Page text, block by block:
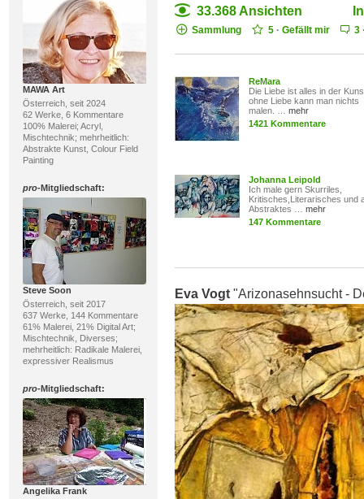
MAWA Art
Österreich, seit 2024
62 Werke, 6 Kommentare
100% Malerei; Acryl,
Mischtechnik; mehrheitlich:
Abstrakte Kunst, Colour Field
Painting
pro-Mitgliedschaft:
Steve Soon
Österreich, seit 2017
637 Werke, 144 Kommentare
61% Malerei, 21% Digital Art;
Mischtechnik, Diverses;
mehrheitlich: Radikale Malerei,
expressiver Realismus
pro-Mitgliedschaft:
Angelika Frank
33.368 Ansichten
Sammlung 5 · Gefällt mir 3
ReMara
Die Liebe ist alles in der
ohne Liebe kann man nichts
malen. … mehr
1421 Kommentare
Johanna Leipold
Ich male gern Skurriles,
Kritisches,Literarisches und
Abstraktes … mehr
147 Kommentare
Eva Vogt "Arizonasehnsucht -